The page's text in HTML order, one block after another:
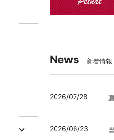
News 新着情報
2026/07/28
2026/06/23